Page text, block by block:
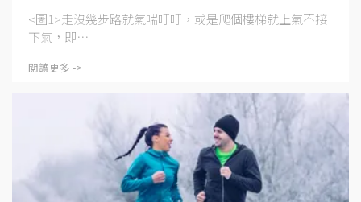
<圖1>走沒幾步路就氣喘吁吁，或是爬個樓梯就上氣不接
下氣，即⋯
閱讀更多 ->